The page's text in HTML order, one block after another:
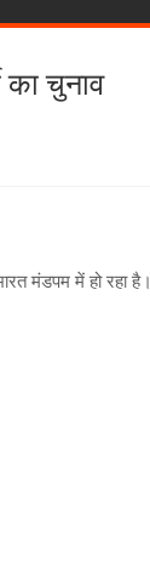
का चुनाव
मंडपम में हो रहा है।